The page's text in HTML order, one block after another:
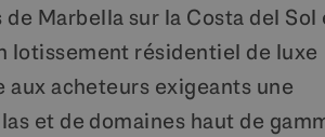
de Marbella sur la Costa del Sol
lotissement résidentiel de luxe
acheteurs exigeants une
et de domaines haut de